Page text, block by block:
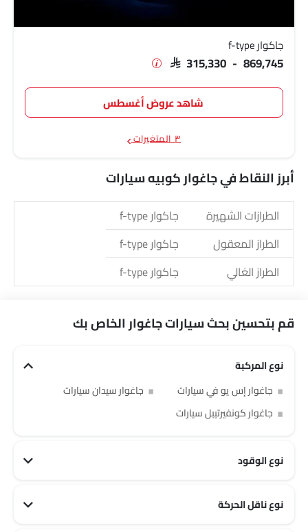
جاكوار f-type
SAR 315,330 - 869,745
شاهد عروض أغسطس
٣ المتغيرات
أبرز النقاط في جاغوار كوبيه سيارات
الطرازات الشهيرة
جاكوار f-type
الطراز المعقول
جاكوار f-type
الطراز الغالي
جاكوار f-type
قم بتحسين بحث سيارات جاغوار الخاص بك
نوع المركبة
جاغوار إس يو في سيارات
جاغوار سيدان سيارات
جاغوار كونفيرتيبل سيارات
نوع الوقود
نوع ناقل الحركة